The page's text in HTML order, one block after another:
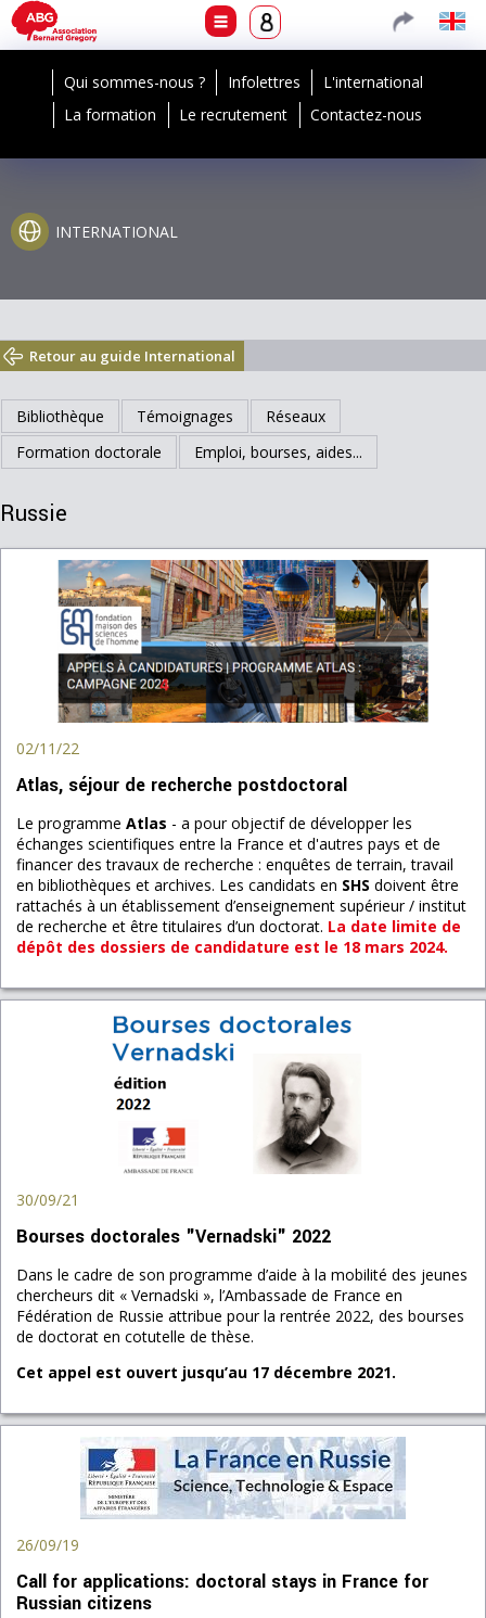
Qui sommes-nous ? Infolettres
L'international
La formation
Le recrutement Contactez-nous
INTERNATIONAL
Retour au guide International
Bibliothèque Témoignages
Réseaux
Formation doctorale
Emploi, bourses, aides...
Russie
02/11/22
Atlas, séjour de recherche postdoctoral
Le programme Atlas - a pour objectif de développer les
échanges scientifiques entre la France et d'autres pays et de
financer des travaux de recherche : enquêtes de terrain, travail
en bibliothèques et archives. Les candidats en SHS doivent être
rattachés à un établissement d’enseignement supérieur / institut
de recherche et être titulaires d’un doctorat. La date limite de
dépôt des dossiers de candidature est le 18 mars 2024.
30/09/21
Bourses doctorales "Vernadski" 2022
Dans le cadre de son programme d’aide à la mobilité des jeunes
chercheurs dit « Vernadski », l’Ambassade de France en
Fédération de Russie attribue pour la rentrée 2022, des bourses
de doctorat en cotutelle de thèse.
Cet appel est ouvert jusqu’au 17 décembre 2021.
26/09/19
Call for applications: doctoral stays in France for
Russian citizens